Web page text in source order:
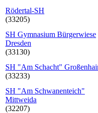
Rödertal-SH
(33205)
SH Gymnasium Bürgerwiese
Dresden
(33130)
SH "Am Schacht"
(33233)
SH "Am Schwanenteich"
Mittweida
(32207)